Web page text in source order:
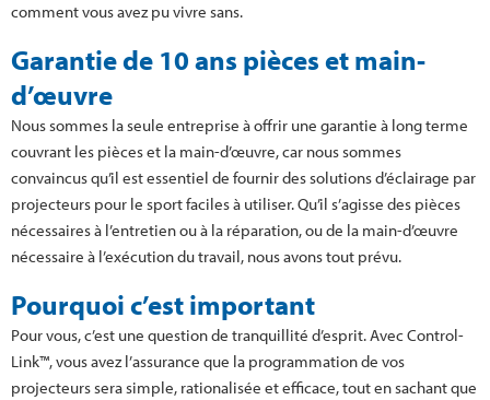
comment vous avez pu vivre sans.
Garantie de 10 ans pièces et main-
d’œuvre
Nous sommes la seule entreprise à offrir une garantie à long terme
couvrant les pièces et la main-d’œuvre, car nous sommes
convaincus qu’il est essentiel de fournir des solutions d’éclairage par
projecteurs pour le sport faciles à utiliser. Qu’il s’agisse des pièces
nécessaires à l’entretien ou à la réparation, ou de la main-d’œuvre
nécessaire à l’exécution du travail, nous avons tout prévu.
Pourquoi c’est important
Pour vous, c’est une question de tranquillité d’esprit. Avec Control-
Link™, vous avez l’assurance que la programmation de vos
projecteurs sera simple, rationalisée et efficace, tout en sachant que